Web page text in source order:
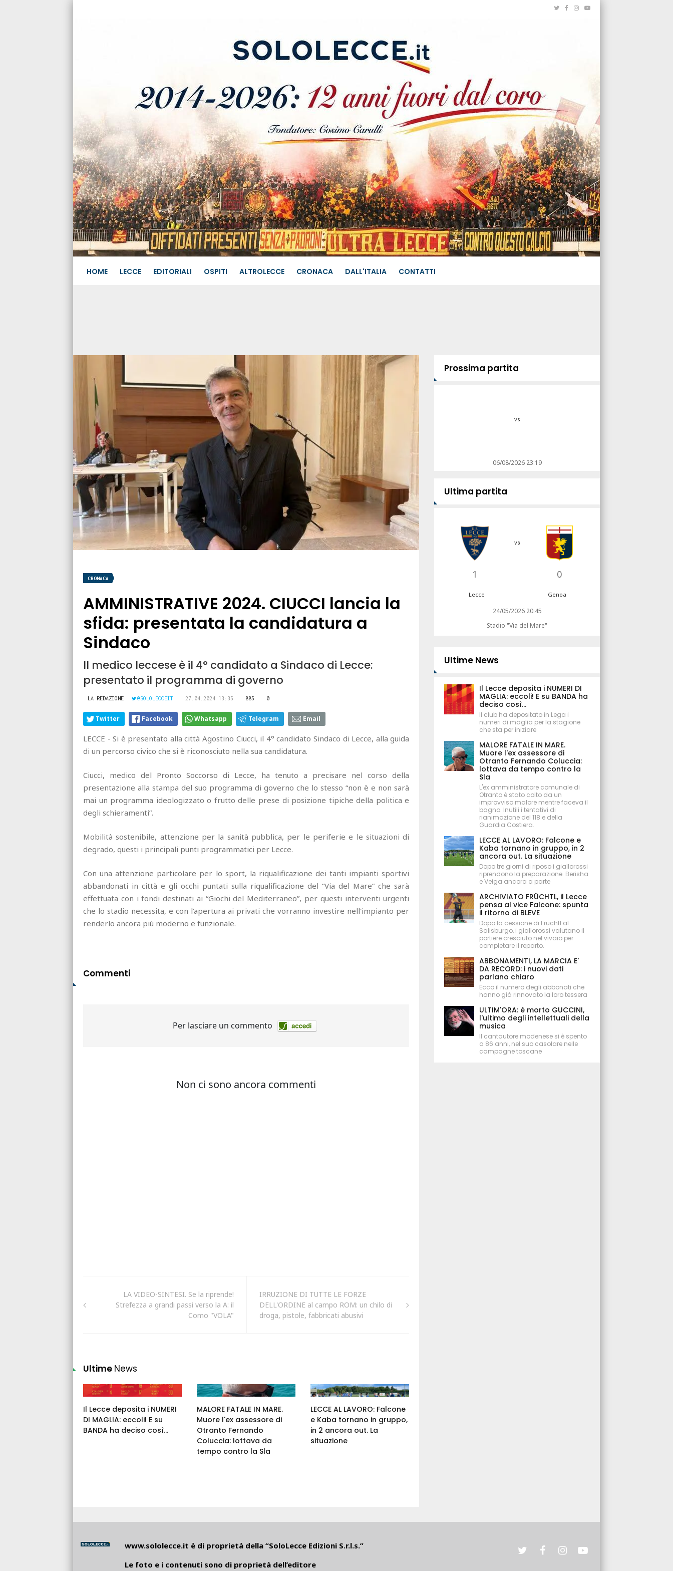
HOME LECCE EDITORIALI OSPITI ALTROLECCE CRONACA DALL'ITALIA CONTATTI
CRONACA
AMMINISTRATIVE 2024. CIUCCI lancia la
sfida: presentata la candidatura a
Sindaco
Il medico leccese è il 4° candidato a Sindaco di Lecce:
presentato il programma di governo
LA REDAZIONE @SOLOLECCEIT 27.04.2024 13:35 885 0
Twitter Facebook Whatsapp Telegram Email
LECCE - Si è presentato alla città Agostino Ciucci, il 4° candidato Sindaco di Lecce, alla guida
di un percorso civico che si è riconosciuto nella sua candidatura.
Ciucci, medico del Pronto Soccorso di Lecce, ha tenuto a precisare nel corso della
presentazione alla stampa del suo programma di governo che lo stesso “non è e non sarà
mai un programma ideologizzato o frutto delle prese di posizione tipiche della politica e
degli schieramenti”.
Mobilità sostenibile, attenzione per la sanità pubblica, per le periferie e le situazioni di
degrado, questi i principali punti programmatici per Lecce.
Con una attenzione particolare per lo sport, la riqualificazione dei tanti impianti sportivi
abbandonati in città e gli occhi puntati sulla riqualificazione del “Via del Mare” che sarà
effettuata con i fondi destinati ai “Giochi del Mediterraneo”, per questi interventi urgenti
che lo stadio necessita, e con l'apertura ai privati che vorranno investire nell'impianto per
renderlo ancora più moderno e funzionale.
Commenti
LA VIDEO-SINTESI. Se la riprende!
Strefezza a grandi passi verso la A: il
Como "VOLA"
IRRUZIONE DI TUTTE LE FORZE
DELL'ORDINE al campo ROM: un chilo di
droga, pistole, fabbricati abusivi
Ultime News
Il Lecce deposita i NUMERI
DI MAGLIA: eccoli! E su
BANDA ha deciso così...
MALORE FATALE IN MARE.
Muore l'ex assessore di
Otranto Fernando
Coluccia: lottava da
tempo contro la Sla
LECCE AL LAVORO: Falcone
e Kaba tornano in gruppo,
in 2 ancora out. La
situazione
Prossima partita
vs
06/08/2026 23:19
Ultima partita
1
vs
0
Lecce Genoa
24/05/2026 20:45
Stadio "Via del Mare"
Ultime News
Il Lecce deposita i NUMERI DI
MAGLIA: eccoli! E su BANDA ha
deciso così...
Il club ha depositato in Lega i
numeri di maglia per la stagione
che sta per iniziare
MALORE FATALE IN MARE.
Muore l'ex assessore di
Otranto Fernando Coluccia:
lottava da tempo contro la
Sla
L'ex amministratore comunale di
Otranto è stato colto da un
improvviso malore mentre faceva il
bagno. Inutili i tentativi di
rianimazione del 118 e della
Guardia Costiera.
LECCE AL LAVORO: Falcone e
Kaba tornano in gruppo, in 2
ancora out. La situazione
Dopo tre giorni di riposo i giallorossi
riprendono la preparazione. Berisha
e Veiga ancora a parte
ARCHIVIATO FRÜCHTL, il Lecce
pensa al vice Falcone: spunta
il ritorno di BLEVE
Dopo la cessione di Früchtl al
Salisburgo, i giallorossi valutano il
portiere cresciuto nel vivaio per
completare il reparto.
ABBONAMENTI, LA MARCIA E'
DA RECORD: i nuovi dati
parlano chiaro
Ecco il numero degli abbonati che
hanno già rinnovato la loro tessera
ULTIM'ORA: è morto GUCCINI,
l'ultimo degli intellettuali della
musica
Il cantautore modenese si è spento
a 86 anni, nel suo casolare nelle
campagne toscane
www.sololecce.it è di proprietà della “SoloLecce Edizioni S.r.l.s.”
Le foto e i contenuti sono di proprietà dell’editore